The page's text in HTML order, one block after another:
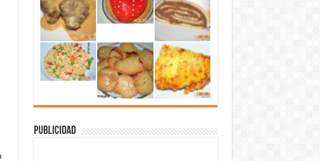
Publicidad